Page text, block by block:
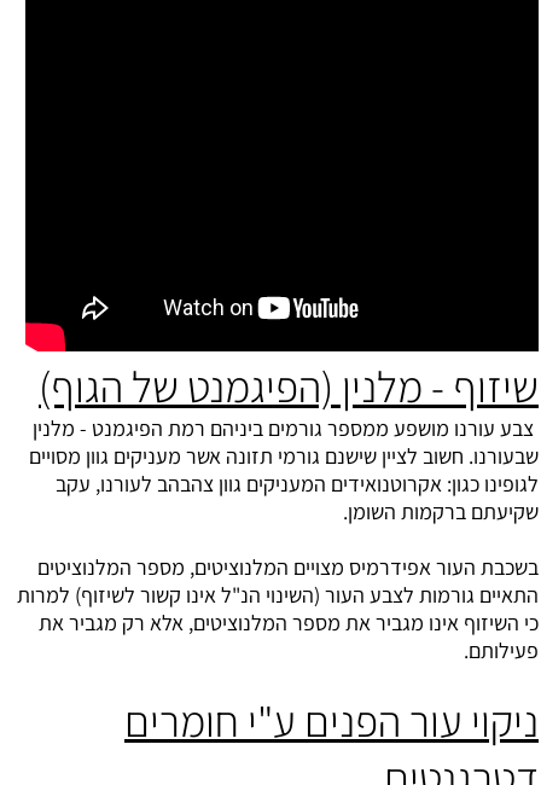
שיזוף - מלנין (הפיגמנט של הגוף)
צבע עורנו מושפע ממספר גורמים ביניהם רמת הפיגמנט - מלנין
שבעורנו. חשוב לציין שישנם גורמי תזונה אשר מעניקים גוון מסויים
לגופינו כגון: אקרוטנואידים המעניקים גוון צהבהב לעורנו, עקב
שקיעתם ברקמות השומן.
בשכבת העור אפידרמיס מצויים המלנוציטים, מספר המלנוציטים
התאיים גורמות לצבע העור (השינוי הנ"ל אינו קשור לשיזוף) למרות
כי השיזוף אינו מגביר את מספר המלנוציטים, אלא רק מגביר את
פעילותם.
ניקוי עור הפנים ע"י חומרים